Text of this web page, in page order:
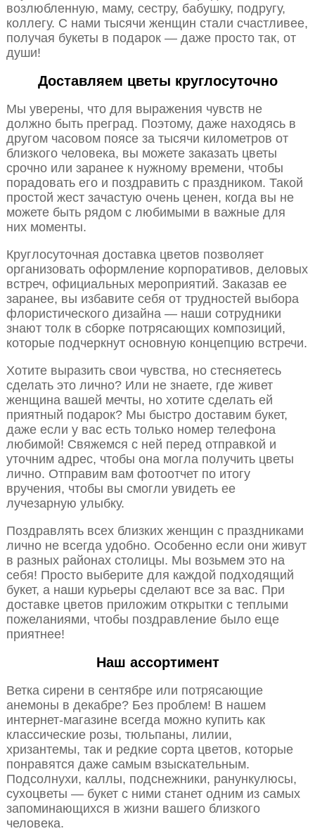
возлюбленную, маму, сестру, бабушку, подругу,
коллегу. С нами тысячи женщин стали счастливее,
получая букеты в подарок — даже просто так, от
души!
Доставляем цветы круглосуточно
Мы уверены, что для выражения чувств не
должно быть преград. Поэтому, даже находясь в
другом часовом поясе за тысячи километров от
близкого человека, вы можете заказать цветы
срочно или заранее к нужному времени, чтобы
порадовать его и поздравить с праздником. Такой
простой жест зачастую очень ценен, когда вы не
можете быть рядом с любимыми в важные для
них моменты.
Круглосуточная доставка цветов позволяет
организовать оформление корпоративов, деловых
встреч, официальных мероприятий. Заказав ее
заранее, вы избавите себя от трудностей выбора
флористического дизайна — наши сотрудники
знают толк в сборке потрясающих композиций,
которые подчеркнут основную концепцию встречи.
Хотите выразить свои чувства, но стесняетесь
сделать это лично? Или не знаете, где живет
женщина вашей мечты, но хотите сделать ей
приятный подарок? Мы быстро доставим букет,
даже если у вас есть только номер телефона
любимой! Свяжемся с ней перед отправкой и
уточним адрес, чтобы она могла получить цветы
лично. Отправим вам фотоотчет по итогу
вручения, чтобы вы смогли увидеть ее
лучезарную улыбку.
Поздравлять всех близких женщин с праздниками
лично не всегда удобно. Особенно если они живут
в разных районах столицы. Мы возьмем это на
себя! Просто выберите для каждой подходящий
букет, а наши курьеры сделают все за вас. При
доставке цветов приложим открытки с теплыми
пожеланиями, чтобы поздравление было еще
приятнее!
Наш ассортимент
Ветка сирени в сентябре или потрясающие
анемоны в декабре? Без проблем! В нашем
интернет-магазине всегда можно купить как
классические розы, тюльпаны, лилии,
хризантемы, так и редкие сорта цветов, которые
понравятся даже самым взыскательным.
Подсолнухи, каллы, подснежники, ранункулюсы,
сухоцветы — букет с ними станет одним из самых
запоминающихся в жизни вашего близкого
человека.